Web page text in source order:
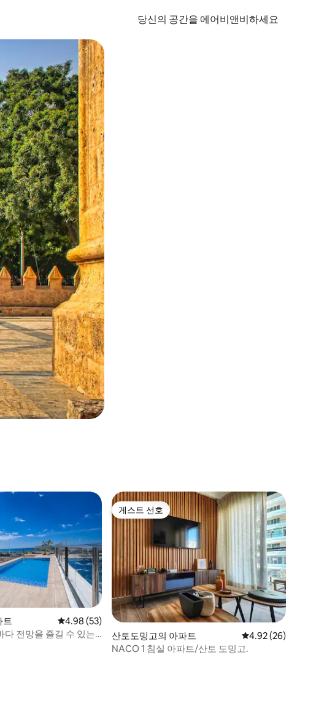
당신의 공간을 에어비앤비하세요
트 평점 4.98점(5점 만점), 후기 53개
4.98 (53)
다 전망을 즐길 수 있는
게스트 선호
게스트 선호
산토도밍고의 아파트 평점 4.92점(5점 만점),
4.92 (26)
NACO 1 침실 아파트/산토 도밍고.